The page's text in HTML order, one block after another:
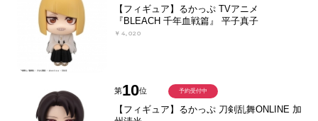
【フィギュア】るかっぷ TVアニメ
『BLEACH 千年血戦篇』 平子真子
￥4,020
第10位
【フィギュア】るかっぷ 刀剣乱舞ONLINE 加
予約受付中